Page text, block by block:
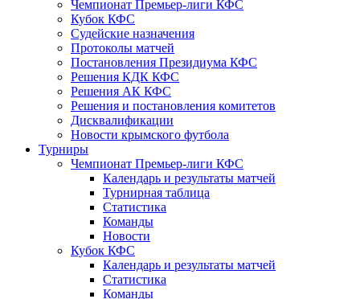
Чемпионат Премьер-лиги КФС
Кубок КФС
Судейские назначения
Протоколы матчей
Постановления Президиума КФС
Решения КДК КФС
Решения АК КФС
Решения и постановления комитетов
Дисквалификации
Новости крымского футбола
Турниры
Чемпионат Премьер-лиги КФС
Календарь и результаты матчей
Турнирная таблица
Статистика
Команды
Новости
Кубок КФС
Календарь и результаты матчей
Статистика
Команды